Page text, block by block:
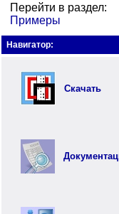
Перейти в раздел:
Примеры
Навигатор:
Скачать
Документация
Инструментарий